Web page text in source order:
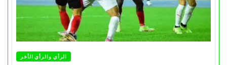
الرأي والرأي الأخر